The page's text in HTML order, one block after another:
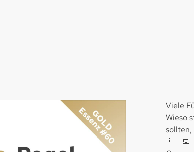
Viele
Wieso
sollten,
👨🏼‍💻